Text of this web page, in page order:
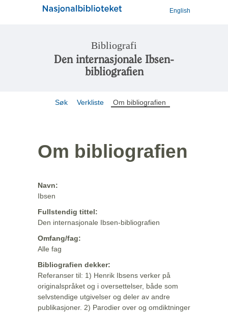
English
Bibliografi
Den internasjonale Ibsen-
bibliografien
Søk Verkliste Om bibliografien
Om bibliografien
Navn:
Ibsen
Fullstendig tittel:
Den internasjonale Ibsen-bibliografien
Omfang/fag:
Alle fag
Bibliografien dekker:
Referanser til: 1) Henrik Ibsens verker på
originalspråket og i oversettelser, både som
selvstendige utgivelser og deler av andre
publikasjoner. 2) Parodier over og omdiktninger